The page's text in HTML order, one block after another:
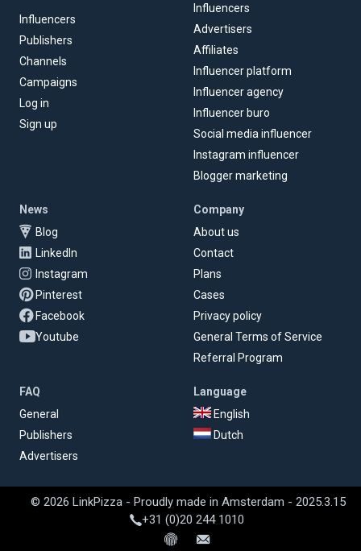
Influencers
Publishers
Channels
Campaigns
Log in
Sign up
Influencers
Advertisers
Affiliates
Influencer platform
Influencer agency
Influencer buro
Social media influencer
Instagram influencer
Blogger marketing
News
Blog
LinkedIn
Instagram
Pinterest
Facebook
Youtube
Company
About us
Contact
Plans
Cases
Privacy policy
General Terms of Service
Referral Program
FAQ
General
Publishers
Advertisers
Language
English
Dutch
© 2026 LinkPizza - Proudly made in Amsterdam - 2025.3.15
+31 (0)20 244 1010